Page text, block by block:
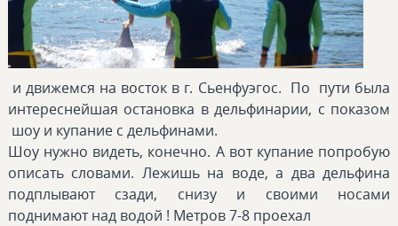
и движемся на восток в г. Сьенфуэгос. По пути была
интереснейшая остановка в дельфинарии, с показом
шоу и купание с дельфинами.
Шоу нужно видеть, конечно. А вот купание попробую
описать словами. Лежишь на воде, а два дельфина
подплывают сзади, снизу и своими носами
поднимают над водой ! Метров 7-8 проехал